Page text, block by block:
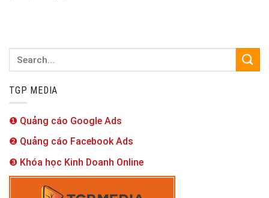
TGP MEDIA
❶ Quảng cáo Google Ads
❷ Quảng cáo Facebook Ads
❸ Khóa học Kinh Doanh Online